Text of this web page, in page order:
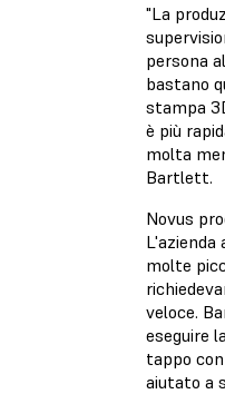
"La
persona
bastano
stampa
è più
molta
Bartlett.
Novus
L'azienda
molte
veloce.
eseguire
tappo
aiutato a